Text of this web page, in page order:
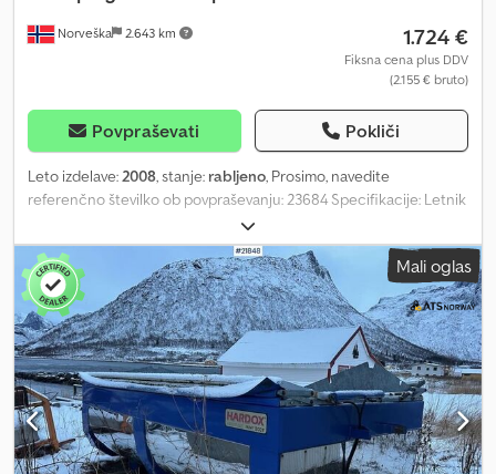
Norveška 2.643 km 1.724 €
Fiksna cena plus DDV
(2.155 € bruto)
Povpraševati Pokliči
Leto izdelave:2008, stanje: rabljeno, Prosimo, navedite
referenčno številko ob povpraševanju: 23684 Specifikacije: Letnik
modela: 2008 Prostornina: 1,8/7,0 kubičnih metrov Dkjdpfx Abjzqk
Azjgor Krmilna enota ni vključena v obseg dobave Pripravljeno za
dobavo Opis: 2008 Falk Ping C-7 peskač Krmilna enota ni
vključena, je pregorela. Pripravljeno za dostavo. = Dodatne
informacije = Namen uporabe: prevoz blaga Serijska številka:
2xxxx Za več informacij se obrnite na ATS Norway.
Mali oglas